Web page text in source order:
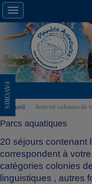
Toggle
navigation
FAVORIS
Accueil Activité colonies de
Parcs aquatiques
20 séjours contenant
correspondent à
catégories colonies
linguistiques , autres